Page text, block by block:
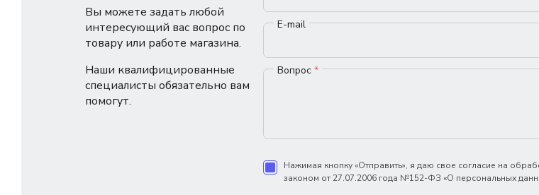
Вы можете задать любой
интересующий вас вопрос по
товару или работе магазина.
Наши квалифицированные
специалисты обязательно вам
помогут.
E-mail
Вопрос *
Нажимая кнопку «Отправить», я даю свое согласие на
законом от 27.07.2006 года №152-ФЗ «О персональных